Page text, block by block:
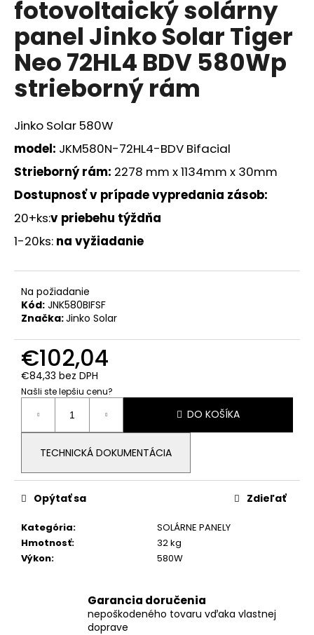
fotovoltaický solárny
panel Jinko Solar Tiger
Neo 72HL4 BDV 580Wp
strieborný rám
Jinko Solar 580W
model: JKM580N-72HL4-BDV Bifacial
Strieborný rám: 2278 mm x 1134mm x 30mm
Dostupnosť v prípade vypredania zásob:
20+ks:v priebehu týždňa
1-20ks: na vyžiadanie
Na požiadanie
Kód: JNK580BIFSF
Značka:Jinko Solar
€102,04
€84,33 bez DPH
Našli ste lepšiu cenu?
Jednotková
cena:
DO KOŠÍKA
TECHNICKÁ DOKUMENTÁCIA
Kategória:
SOLÁRNE PANELY
Hmotnosť:
32 kg
Výkon: 580W
Opýtať sa Zdieľať
Garancia doručenia
nepoškodeného tovaru vďaka vlastnej
doprave
á
j
s
ť
?
O
d
o
ú
č
m
e
BALENIE
40KS,
VLNITÚ
TYPU
LINDAB,
€3,88